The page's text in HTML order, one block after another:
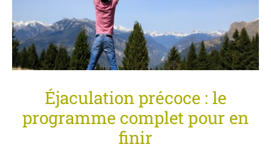
Éjaculation précoce : le
programme complet pour en
finir